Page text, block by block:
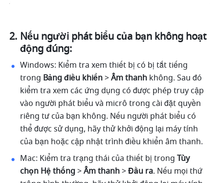
Nếu người phát biểu của bạn không hoạt
động đúng:
Windows: Kiểm tra xem thiết bị có bị tắt tiếng
trong Bảng điều khiển > Âm thanh không. Sau đó
kiểm tra xem các ứng dụng có được phép truy cập
vào người phát biểu và micrô trong cài đặt quyền
riêng tư của bạn không. Nếu người phát biểu có
thể được sử dụng, hãy thử khởi động lại máy tính
của bạn hoặc cập nhật trình điều khiển âm thanh.
Mac: Kiểm tra trạng thái của thiết bị trong Tùy
chọn Hệ thống > Âm thanh > Đầu ra. Nếu mọi thứ